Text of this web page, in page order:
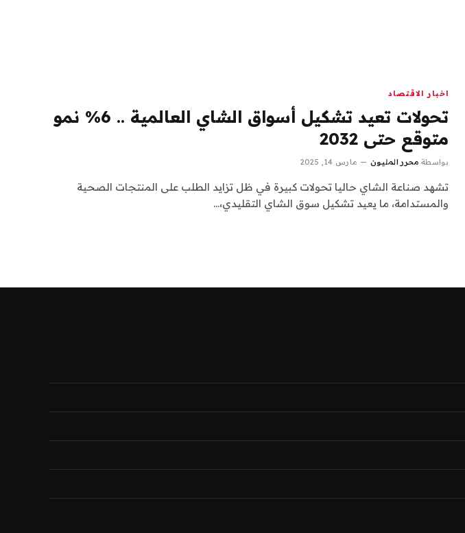
اخبار الاقتصاد
تحولات تعيد تشكيل أسواق الشاي العالمية .. 6% نمو
متوقع حتى 2032
بواسطة محرر المليون مارس 14, 2025
تشهد صناعة الشاي حاليا تحولات كبيرة في ظل تزايد الطلب على المنتجات الصحية
والمستدامة، ما يعيد تشكيل سوق الشاي التقليدي،…